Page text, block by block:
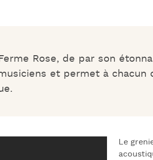
Rose, de par son
et permet à
Le